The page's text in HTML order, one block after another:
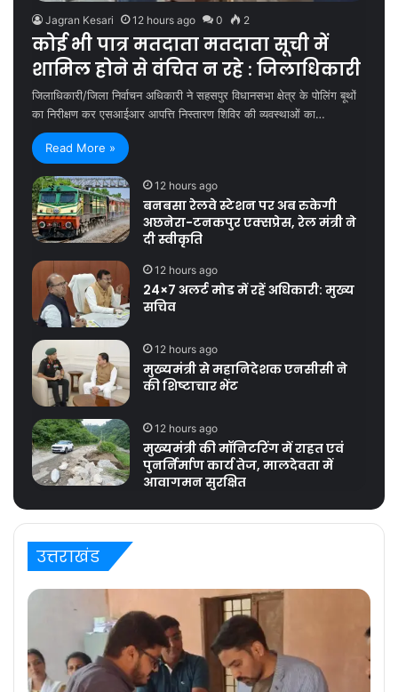
Jagran Kesari 12 hours ago 0 2
कोई भी पात्र मतदाता मतदाता सूची में
शामिल होने से वंचित न रहे : जिलाधिकारी
जिलाधिकारी/जिला निर्वाचन अधिकारी ने सहसपुर विधानसभा क्षेत्र के पोलिंग बूथों
का निरीक्षण कर एसआईआर आपत्ति निस्तारण शिविर की व्यवस्थाओं का…
Read More »
12 hours ago
बनबसा रेलवे स्टेशन पर अब रुकेगी
अछनेरा-टनकपुर एक्सप्रेस, रेल मंत्री ने
दी स्वीकृति
12 hours ago
24×7 अलर्ट मोड में रहें अधिकारी: मुख्य
सचिव
12 hours ago
मुख्यमंत्री से महानिदेशक एनसीसी ने
की शिष्टाचार भेंट
12 hours ago
मुख्यमंत्री की मॉनिटरिंग में राहत एवं
पुनर्निर्माण कार्य तेज, मालदेवता में
आवागमन सुरक्षित
उत्तराखंड